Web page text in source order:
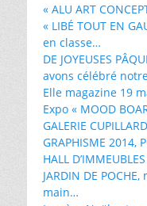
« ALU ART
« LIBÉ TOUT EN
en classe…
DE JOYEUSES
avons célébré
Elle magazine 19
Expo « MOOD
GALERIE
GRAPHISME 2014,
HALL
JARDIN DE
main…